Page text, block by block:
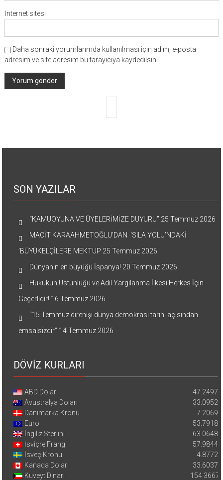
İnternet sitesi
Daha sonraki yorumlarımda kullanılması için adım, e-posta
adresim ve site adresim bu tarayıcıya kaydedilsin.
SON YAZILAR
“KAMUOYUNA VE ÜYELERİMİZE DUYURU” 25 Temmuz 2026
MACİT KARAAHMETOĞLU’DAN ‘SILA YOLU’NDAKİ
’BÜYÜKELÇİLERE MEKTUP 25 Temmuz 2026
Dünyanın en büyüğü İspanya! 20 Temmuz 2026
Hukukun Üstünlüğü ve Adil Yargılanma İlkesi Herkes İçin
Geçerlidir! 16 Temmuz 2026
“15 Temmuz direnişi dünya demokrasi tarihi açısından
emsalsizdir” 14 Temmuz 2026
DÖVİZ KURLARI
ABD Doları
47.2497
Avustralya Doları
33.0952
Danimarka Kronu
7.2069
Euro
53.7918
İngiliz Sterlini
63.0648
İsviçre Frangı
57.9844
İsveç Kronu
4.8772
Kanada Doları
33.6037
Kuveyt Dinarı
154.3667